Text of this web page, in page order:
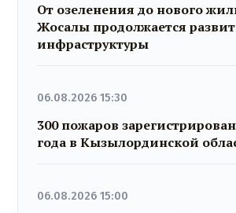
От озеленения до нового
Жосалы продолжается
инфраструктуры
06.08.2026 15:30
300 пожаров
года в Кызылординской
06.08.2026 15:00